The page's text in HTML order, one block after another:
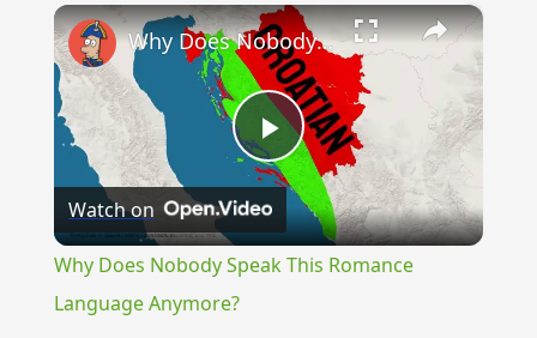
Unmute Fullscreen ×
Play
Video
Why Does Nobody Speak This Romance Language Anymore?
Watch on
Why Does Nobody Speak This Romance
Language Anymore?